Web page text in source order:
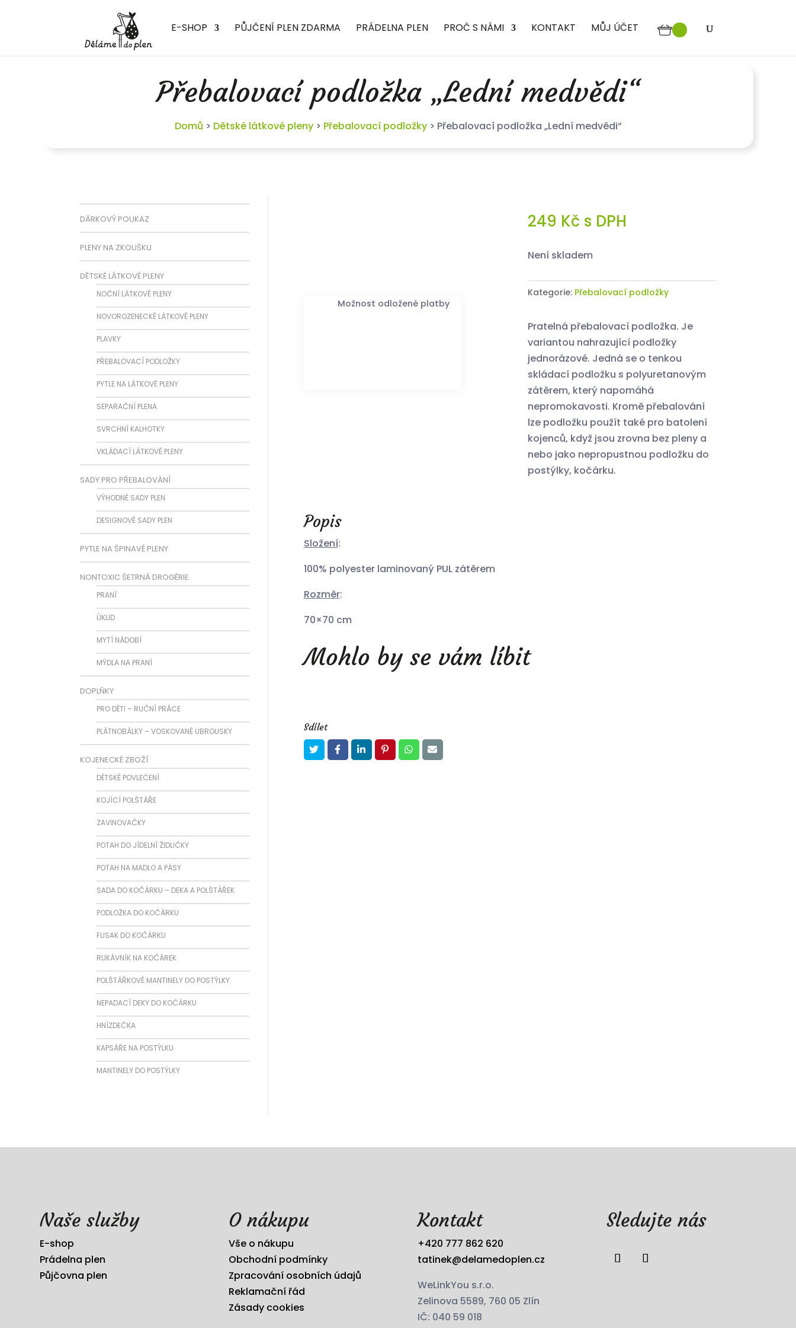
E-SHOP PŮJČENÍ PLEN ZDARMA PRÁDELNA PLEN PROČ S NÁMI KONTAKT MŮJ ÚČET
Přebalovací podložka „Lední medvědi“
Domů > Dětské látkové pleny> Přebalovací podložky> Přebalovací podložka „Lední medvědi“
DÁRKOVÝ POUKAZ
PLENY NA ZKOUŠKU
DĚTSKÉ LÁTKOVÉ PLENY
NOČNÍ LÁTKOVÉ PLENY
NOVOROZENECKÉ LÁTKOVÉ PLENY
PLAVKY
PŘEBALOVACÍ PODLOŽKY
PYTLE NA LÁTKOVÉ PLENY
SEPARAČNÍ PLENA
SVRCHNÍ KALHOTKY
VKLÁDACÍ LÁTKOVÉ PLENY
SADY PRO PŘEBALOVÁNÍ
VÝHODNÉ SADY PLEN
DESIGNOVÉ SADY PLEN
PYTLE NA ŠPINAVÉ PLENY
NONTOXIC ŠETRNÁ DROGÉRIE
PRANÍ
ÚKLID
MYTÍ NÁDOBÍ
MÝDLA NA PRANÍ
DOPLŇKY
PRO DĚTI – RUČNÍ PRÁCE
PLÁTNOBÁLKY – VOSKOVANÉ UBROUSKY
KOJENECKÉ ZBOŽÍ
DĚTSKÉ POVLEČENÍ
KOJÍCÍ POLŠTÁŘE
ZAVINOVAČKY
POTAH DO JÍDELNÍ ŽIDLIČKY
POTAH NA MADLO A PÁSY
SADA DO KOČÁRKU – DEKA A POLŠTÁŘEK
PODLOŽKA DO KOČÁRKU
FUSAK DO KOČÁRKU
RUKÁVNÍK NA KOČÁREK
POLŠTÁŘKOVÉ MANTINELY DO POSTÝLKY
NEPADACÍ DEKY DO KOČÁRKU
HNÍZDEČKA
KAPSÁŘE NA POSTÝLKU
MANTINELY DO POSTÝLKY
Možnost odložené platby
249 Kč s DPH
není skladem
Kategorie: Přebalovací podložky
Pratelná přebalovací podložka. Je
variantou nahrazující podložky
jednorázové. Jedná se o tenkou
skládací podložku s polyuretanovým
zátěrem, který napomáhá
nepromokavosti. Kromě přebalování
lze podložku použít také pro batolení
kojenců, když jsou zrovna bez pleny a
nebo jako nepropustnou podložku do
postýlky, kočárku.
Popis
Složení:
100% polyester laminovaný PUL zátěrem
Rozměr:
70×70 cm
Mohlo by se vám líbit
Sdílet
Naše služby
E-shop
Prádelna plen
Půjčovna plen
O nákupu
Vše o nákupu
Obchodní podmínky
Zpracování osobních údajů
Reklamační řád
Zásady cookies
Kontakt
+420 777 862 620
tatinek@delamedoplen.cz
WeLinkYou s.r.o.
Zelinova 5589, 760 05 Zlín
IČ: 040 59 018
Sledujte nás